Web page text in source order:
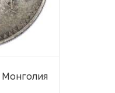
Монголия